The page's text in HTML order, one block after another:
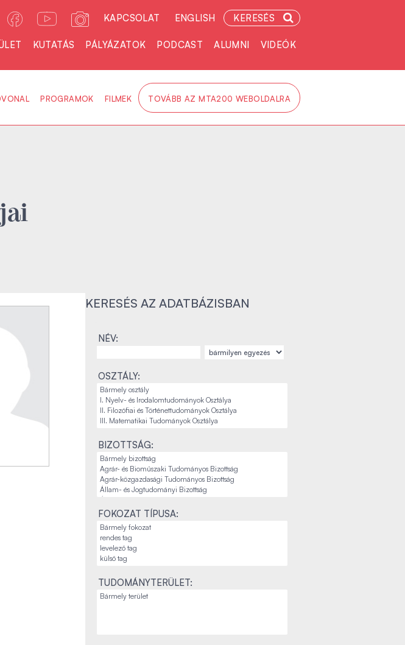
KAPCSOLAT ENGLISH KERESÉS
KUTATÁS PÁLYÁZATOK PODCAST ALUMNI VIDEÓK
PROGRAMOK FILMEK TOVÁBB AZ MTA200 WEBOLDALRA
KERESÉS AZ ADATBÁZISBAN
NÉV:
OSZTÁLY:
BIZOTTSÁG:
FOKOZAT TÍPUSA:
TUDOMÁNYTERÜLET: